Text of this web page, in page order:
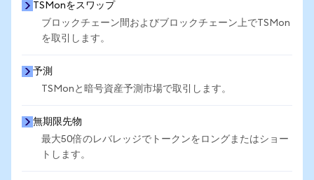
TSMonをスワップ
ブロックチェーン間およびブロックチェーン上でTSMon
を取引します。
予測
TSMonと暗号資産予測市場で取引します。
無期限先物
最大50倍のレバレッジでトークンをロングまたはショー
トします。